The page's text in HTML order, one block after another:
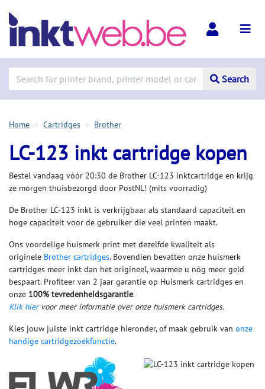
Search
Home Cartridges Brother
LC-123 inkt cartridge kopen
Bestel vandaag vóór 20:30 de Brother LC-123 inktcartridge en krijg
ze morgen thuisbezorgd door PostNL! (mits voorradig)
De Brother LC-123 inkt is verkrijgbaar als standaard capaciteit en
hoge capaciteit voor de gebruiker die veel printen maakt.
Ons voordelige huismerk print met dezelfde kwaliteit als
originele Brother cartridges. Bovendien bevatten onze huismerk
cartridges meer inkt dan het origineel, waarmee u nóg meer geld
bespaart. Profiteer van 2 jaar garantie op Huismerk cartridges en
onze 100% tevredenheidsgarantie.
Klik hiervoor meer informatie over onze huismerk cartridges.
Kies jouw juiste inkt cartridge hieronder, of maak gebruik van onze
handige cartridgezoekfunctie.